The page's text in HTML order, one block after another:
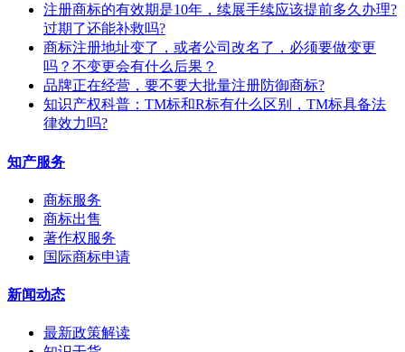
注册商标的有效期是10年，续展手续应该提前多久办理?
过期了还能补救吗?
商标注册地址变了，或者公司改名了，必须要做变更
吗？不变更会有什么后果？
​品牌正在经营，要不要大批量注册防御商标?
知识产权科普：TM标和R标有什么区别，TM标具备法
律效力吗?
知产服务
商标服务
商标出售
著作权服务
国际商标申请
新闻动态
最新政策解读